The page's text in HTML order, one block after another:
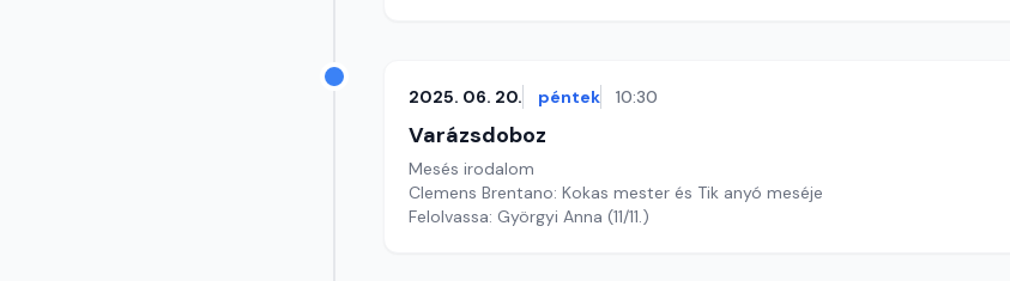
2025. 06. 20. péntek 10:30
Varázsdoboz
Mesés irodalom
Clemens Brentano: Kokas mester és Tik anyó meséje
Felolvassa: Györgyi Anna (11/11.)